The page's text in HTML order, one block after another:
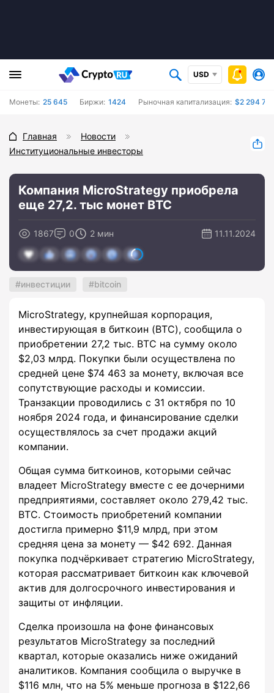
USD
Монеты: 25 645 Биржи: 1424 Рыночная капитализация: $2 294
Главная
Новости
Институциональные инвесторы
Компания MicroStrategy приобрела
еще 27,2. тыс монет BTC
1867 0 2 мин 11.11.2024
инвестиции bitcoin
MicroStrategy, крупнейшая корпорация,
инвестирующая в биткоин (BTC), сообщила о
приобретении 27,2 тыс. BTC на сумму около
$2,03 млрд. Покупки были осуществлена по
средней цене $74 463 за монету, включая все
сопутствующие расходы и комиссии.
Транзакции проводились с 31 октября по 10
ноября 2024 года, и финансирование сделки
осуществлялось за счет продажи акций
компании.
Общая сумма биткоинов, которыми сейчас
владеет MicroStrategy вместе с ее дочерними
предприятиями, составляет около 279,42 тыс.
BTC. Стоимость приобретений компании
достигла примерно $11,9 млрд, при этом
средняя цена за монету — $42 692. Данная
покупка подчёркивает стратегию MicroStrategy,
которая рассматривает биткоин как ключевой
актив для долгосрочного инвестирования и
защиты от инфляции.
Сделка произошла на фоне финансовых
результатов MicroStrategy за последний
квартал, которые оказались ниже ожиданий
аналитиков. Компания сообщила о выручке в
$116 млн, что на 5% меньше прогноза в $122,66